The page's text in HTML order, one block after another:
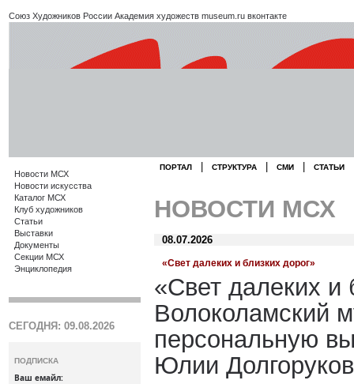
Союз Художников России Академия художеств museum.ru вконтакте
Новости МСХ
Новости искусства
Каталог МСХ
Клуб художников
Статьи
Выставки
Документы
Секции МСХ
Энциклопедия
СЕГОДНЯ: 09.08.2026
ПОДПИСКА
Ваш емайл:
ПОРТАЛ СТРУКТУРА СМИ СТАТЬИ
НОВОСТИ МСХ
08.07.2026
«Свет далеких и близких дорог»
«Свет далеких и
Волоколамский
персональную
Юлии